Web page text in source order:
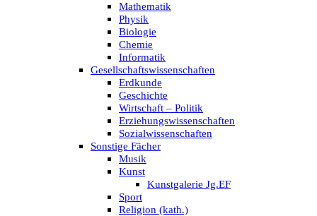
Mathematik
Physik
Biologie
Chemie
Informatik
Gesellschaftswissenschaften
Erdkunde
Geschichte
Wirtschaft – Politik
Erziehungswissenschaften
Sozialwissenschaften
Sonstige Fächer
Musik
Kunst
Kunstgalerie Jg.EF
Sport
Religion (kath.)